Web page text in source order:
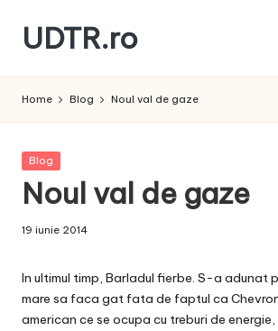
Skip
content
UDTR.ro
te
Home Blog Noul val de gaze
Posted
Blog
Noul val de gaze
19 iunie 2014
In ultimul timp, Barladul fierbe. S-a adunat
mare sa faca gat fata de faptul ca
american ce se ocupa cu treburi de